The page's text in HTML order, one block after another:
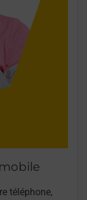
téléphone,